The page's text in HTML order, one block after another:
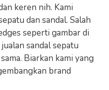
keren nih. Kami
dan sandal. Salah
seperti gambar di
sandal sepatu
Biarkan kami yang
brand